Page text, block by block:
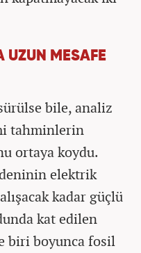
UZUN MESAFE
bile, analiz
tahminlerin
ortaya koydu.
elektrik
kadar güçlü
kat edilen
biri boyunca fosil